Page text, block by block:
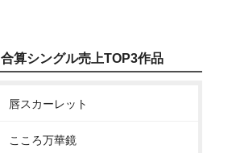
合算シングル売上TOP3作品
唇スカーレット
こころ万華鏡